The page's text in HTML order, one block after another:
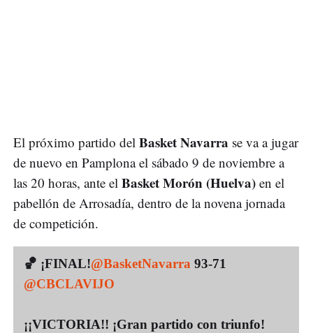
El próximo partido del Basket Navarra se va a jugar
de nuevo en Pamplona el sábado 9 de noviembre a
las 20 horas, ante el Basket Morón (Huelva) en el
pabellón de Arrosadía, dentro de la novena jornada
de competición.
🏀 ¡FINAL!@BasketNavarra 93-71
@CBCLAVIJO
¡¡VICTORIA!! ¡Gran partido con triunfo!